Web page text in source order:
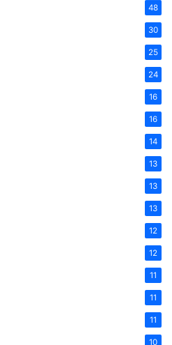
48
30
25
24
16
16
14
13
13
13
12
12
11
11
11
10